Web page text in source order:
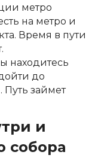
метро
на метро и
Время в пути
находитесь
до
Путь займет
и
собора